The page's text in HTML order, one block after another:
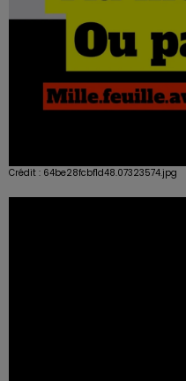
Crédit : 64be28fcbf1d48.07323574.jpg